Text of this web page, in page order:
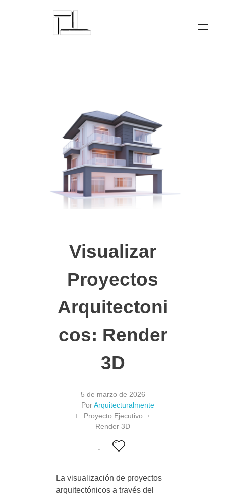
Visualizar
Proyectos
Arquitectoni
cos: Render
3D
5 de marzo de 2026
Por Arquitecturalmente
Proyecto Ejecutivo
Render 3D
La visualización de proyectos
arquitectónicos a través del